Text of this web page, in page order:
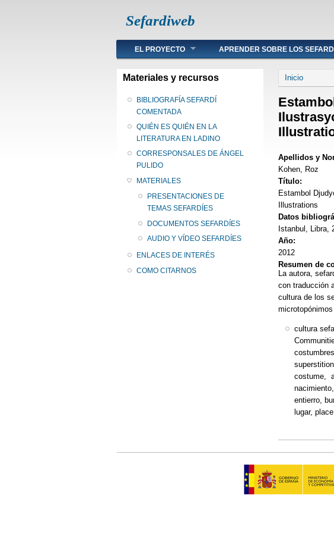
Sefardiweb
Main menu
EL PROYECTO APRENDER SOBRE LOS
Materiales y recursos
BIBLIOGRAFÍA SEFARDÍ
COMENTADA
QUIÉN ES QUIÉN EN LA
LITERATURA EN LADINO
CORRESPONSALES DE ÁNGEL
PULIDO
MATERIALES
PRESENTACIONES DE
TEMAS SEFARDÍES
DOCUMENTOS SEFARDÍES
AUDIO Y VÍDEO SEFARDÍES
ENLACES DE INTERÉS
COMO CITARNOS
Se
Inicio
Apellidos y
Kohen, Roz
Título:
Estambol
Illustrations
Datos
Istanbul, Libra,
Año:
2012
Resumen de
La autora,
con traducción
cultura de los
cultura
costume,
entierro,
lugar,